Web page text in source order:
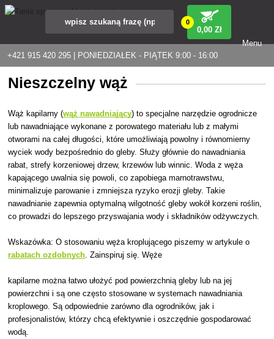
+421 915 420 295 | PONIEDZIAŁEK - PIĄTEK 9:00 - 16:00
0
0,00 Zł
Menu
Nieszczelny wąż
Wąż kapilarny (wąż nawadniający) to specjalne narzędzie ogrodnicze
lub nawadniające wykonane z porowatego materiału lub z małymi
otworami na całej długości, które umożliwiają powolny i równomierny
wyciek wody bezpośrednio do gleby. Służy głównie do nawadniania
rabat, strefy korzeniowej drzew, krzewów lub winnic. Woda z węża
kapającego uwalnia się powoli, co zapobiega marnotrawstwu,
minimalizuje parowanie i zmniejsza ryzyko erozji gleby. Takie
nawadnianie zapewnia optymalną wilgotność gleby wokół korzeni roślin,
co prowadzi do lepszego przyswajania wody i składników odżywczych.
Wskazówka: O stosowaniu węża kroplującego piszemy w artykule o
rabatach ozdobnych . Zainspiruj się. Węże
kapilarne można łatwo ułożyć pod powierzchnią gleby lub na jej
powierzchni i są one często stosowane w systemach nawadniania
kroplowego. Są odpowiednie zarówno dla ogrodników, jak i
profesjonalistów, którzy chcą efektywnie i oszczędnie gospodarować
wodą.